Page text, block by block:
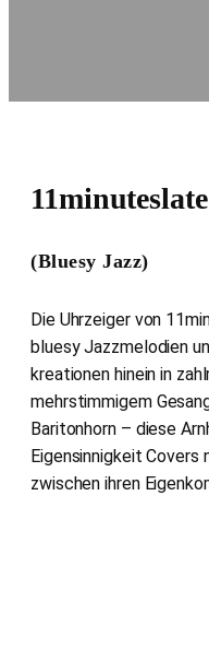
11minuteslate
(Bluesy Jazz)
Die Uhrzeiger von
bluesy Jazzmelodien
kreationen hinein in
mehrstimmigem
Baritonhorn – diese
Eigensinnigkeit Covers
zwischen ihren